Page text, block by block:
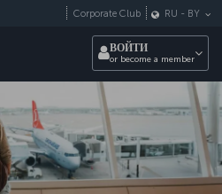
Corporate Club RU - BY
ВОЙТИ
or become a member